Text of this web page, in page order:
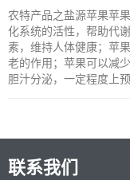
农特产品之盐源苹果苹
化系统的活性，帮助代
素，维持人体健康；苹
老的作用；苹果可以减
胆汁分泌，一定程度上
联系我们